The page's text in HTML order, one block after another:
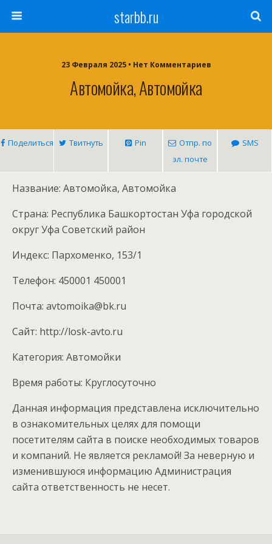
starbb.ru
23 Февраля 2025 • Нет Комментариев
Автомойка, Автомойка
Поделиться Твитнуть Pin
Отпр. по
эл. почте
SMS
Название: Автомойка, Автомойка
Страна: Республика Башкортостан Уфа городской
округ Уфа Советский район
Индекс: Пархоменко, 153/1
Телефон: 450001 450001
Почта: avtomoika@bk.ru
Cайт: http://losk-avto.ru
Категория: Автомойки
Время работы: Круглосуточно
Данная информация представлена исключительно
в ознакомительных целях для помощи
посетителям сайта в поиске необходимых товаров
и компаний. Не является рекламой! За неверную и
изменившуюся информацию Администрация
сайта ответственность не несет.